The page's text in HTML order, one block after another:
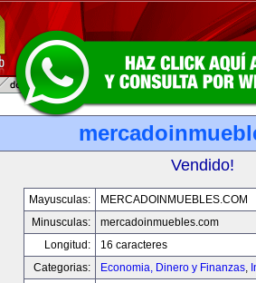
Vendido!
Mayusculas:
MERCADOINMUEBLES.COM
Minusculas:
mercadoinmuebles.com
Longitud:
16 caracteres
Categorias:
Economia, Dinero y Finanzas,